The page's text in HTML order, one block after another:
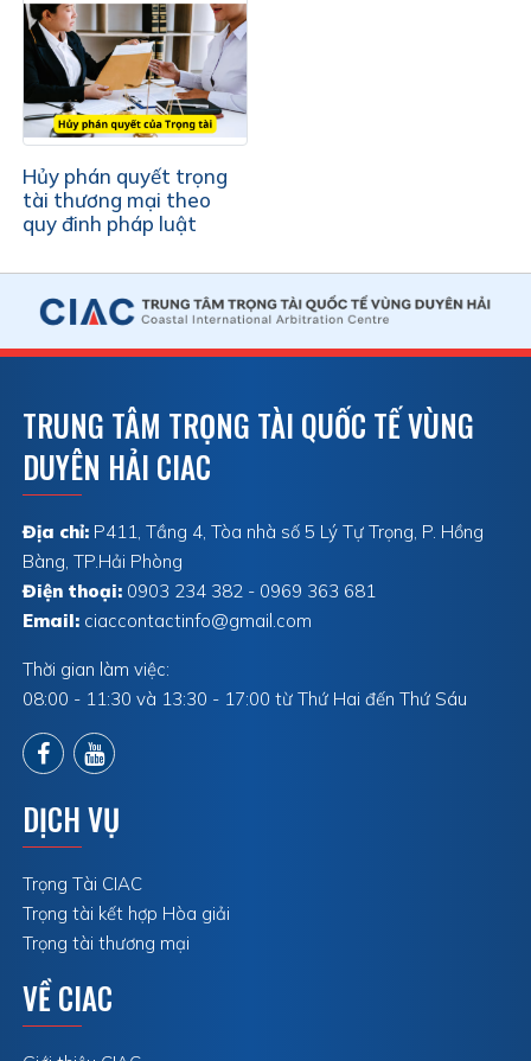
Hủy phán quyết trọng
tài thương mại theo
quy đinh pháp luật
TRUNG TÂM TRỌNG TÀI QUỐC TẾ VÙNG
DUYÊN HẢI CIAC
Địa chỉ: P411, Tầng 4, Tòa nhà số 5 Lý Tự Trọng, P. Hồng
Bàng, TP.Hải Phòng
Điện thoại: 0903 234 382 - 0969 363 681
Email: ciaccontactinfo@gmail.com
Thời gian làm việc:
08:00 - 11:30 và 13:30 - 17:00 từ Thứ Hai đến Thứ Sáu
DỊCH VỤ
Trọng Tài CIAC
Trọng tài kết hợp Hòa giải
Trọng tài thương mại
VỀ CIAC